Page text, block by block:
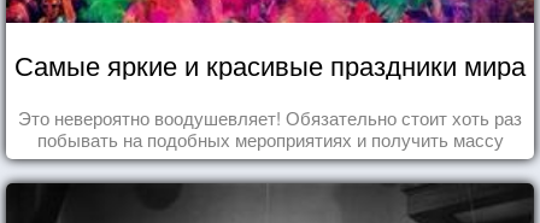
Самые яркие и красивые праздники мира
Это невероятно воодушевляет! Обязательно стоит хоть раз
побывать на подобных мероприятиях и получить массу
впечатлений!